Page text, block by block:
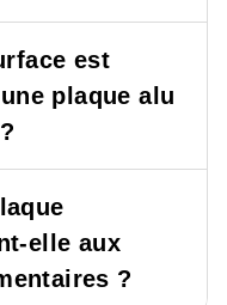
est
plaque alu
elle aux
?